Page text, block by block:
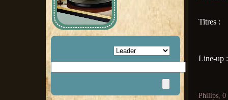
Titres :
Line-up :
Philips, 0